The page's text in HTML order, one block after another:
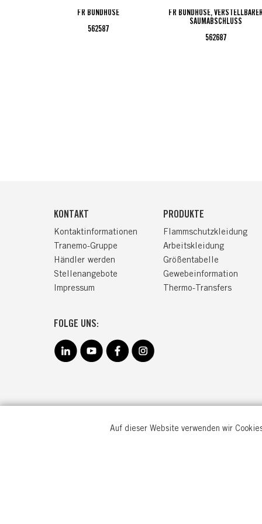
FR BUNDHOSE
562587
FR BUNDHOSE,
SAUMABSCHLUSS
562687
KONTAKT
Kontaktinformationen
Tranemo-Gruppe
Händler werden
Stellenangebote
Impressum
FOLGE UNS:
PRODUKTE
Flammschutzkleidung
Arbeitskleidung
Größentabelle
Gewebeinformation
Thermo-Transfers
Auf dieser Website verwenden wir